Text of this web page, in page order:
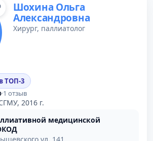
Шохина Ольга
Александровна
Хирург, паллиатолог
ТОП-3
·1 отзыв
2016 г.
медицинской